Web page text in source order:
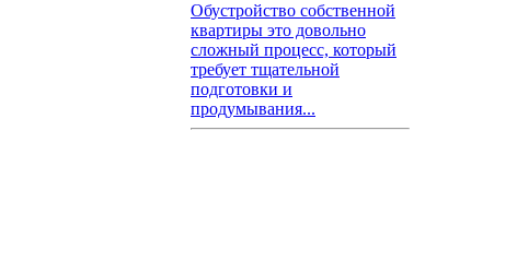
Обустройство собственной
квартиры это довольно
сложный процесс, который
требует тщательной
подготовки и
продумывания...